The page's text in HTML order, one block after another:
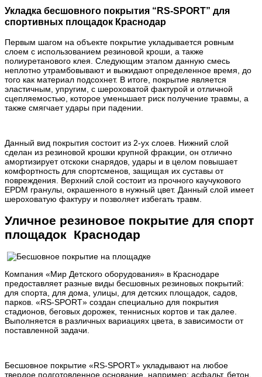
Укладка бесшовного покрытия “RS-SPORT” для
спортивных площадок Краснодар
Первым шагом на объекте покрытие укладывается ровным
слоем с использованием резиновой кроши, а также
полиуретанового клея. Следующим этапом данную смесь
неплотно утрамбовывают и выжидают определенное время, до
того как материал подсохнет. В итоге, покрытие является
эластичным, упругим, с шероховатой фактурой и отличной
сцепляемостью, которое уменьшает риск получение травмы, а
также смягчает удары при падении.
Данный вид покрытия состоит из 2-ух слоев. Нижний слой
сделан из резиновой крошки крупной фракции, он отлично
амортизирует отскоки снарядов, удары и в целом повышает
комфортность для спортсменов, защищая их суставы от
повреждения. Верхний слой состоит из прочного каучукового
EPDM гранулы, окрашенного в нужный цвет. Данный слой имеет
шероховатую фактуру и позволяет избегать травм.
Уличное резиновое покрытие для спорт
площадок Краснодар
Компания «Мир Детского оборудования» в Краснодаре
предоставляет разные виды бесшовных резиновых покрытий:
для спорта, для дома, улицы, для детских площадок, садов,
парков. «RS-SPORT» создан специально для покрытия
стадионов, беговых дорожек, теннисных кортов и так далее.
Выполняется в различных вариациях цвета, в зависимости от
поставленной задачи.
Бесшовное покрытие «RS-SPORT» укладывают на любое
твердое подготовленное основание, например: асфальт, бетон,